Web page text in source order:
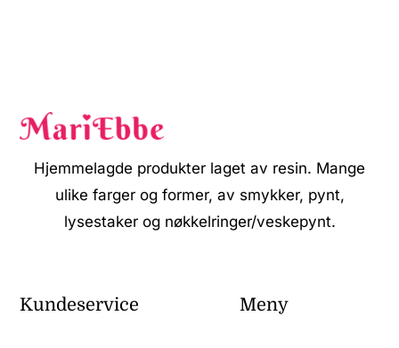
Hjemmelagde produkter laget av resin. Mange
ulike farger og former, av smykker, pynt,
lysestaker og nøkkelringer/veskepynt.
Kundeservice Meny